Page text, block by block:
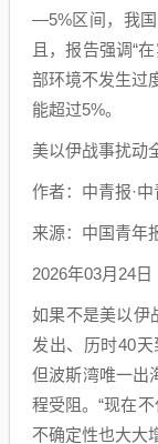
—5%区间，我
且，报告强调“
部环境不发生过
能超过5%。
美以伊战事扰动
作者：中青报·
来源：中国青年
2026年03月24日
如果不是美以伊
发出、历时40
但波斯湾唯一出
程受阻。“现在
不确定性也大大